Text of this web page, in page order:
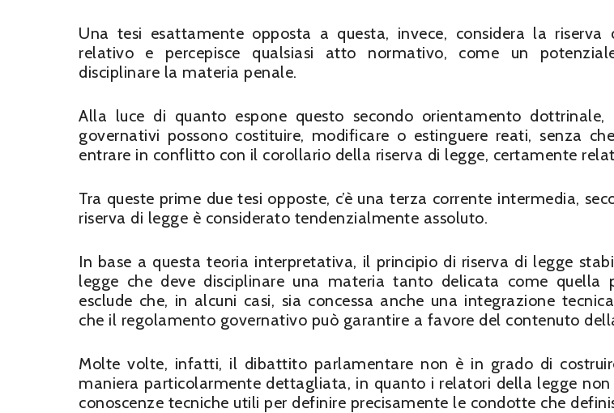
Una tesi esattamente opposta a questa, invece, considera la riserva
relativo e percepisce qualsiasi atto normativo, come un
disciplinare la materia penale.
Alla luce di quanto espone questo secondo orientamento dottrinale,
governativi possono costituire, modificare o estinguere reati, senza
entrare in conflitto con il corollario della riserva di legge, certamente
Tra queste prime due tesi opposte, c’è una terza corrente intermedia,
riserva di legge è considerato tendenzialmente assoluto.
In base a questa teoria interpretativa, il principio di riserva di legge
legge che deve disciplinare una materia tanto delicata come quella
esclude che, in alcuni casi, sia concessa anche una integrazione
che il regolamento governativo può garantire a favore del contenuto
Molte volte, infatti, il dibattito parlamentare non è in grado di
maniera particolarmente dettagliata, in quanto i relatori della legge
conoscenze tecniche utili per definire precisamente le condotte che